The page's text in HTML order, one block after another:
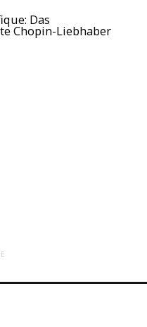
Das
Chopin-Liebhaber